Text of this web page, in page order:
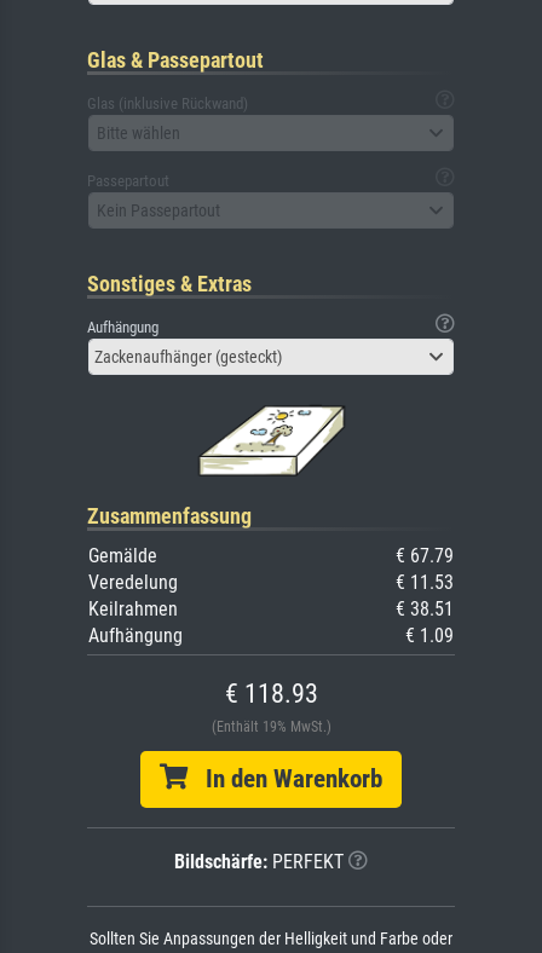
Glas & Passepartout
Glas (inklusive Rückwand)
Bitte wählen
Passepartout
Kein Passepartout
Sonstiges & Extras
Aufhängung
Zackenaufhänger (gesteckt)
Zusammenfassung
Gemälde
€ 67.79
Veredelung
€ 11.53
Keilrahmen
€ 38.51
Aufhängung
€ 1.09
€ 118.93
(Enthält 19% MwSt.)
In den Warenkorb
Bildschärfe: PERFEKT
Sollten Sie Anpassungen der Helligkeit und Farbe oder